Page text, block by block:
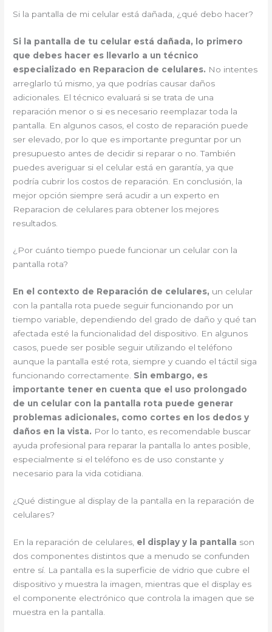
Si la pantalla de mi celular está dañada, ¿qué debo hacer?
Si la pantalla de tu celular está dañada, lo primero
que debes hacer es llevarlo a un técnico
especializado en Reparacion de celulares. No intentes
arreglarlo tú mismo, ya que podrías causar daños
adicionales. El técnico evaluará si se trata de una
reparación menor o si es necesario reemplazar toda la
pantalla. En algunos casos, el costo de reparación puede
ser elevado, por lo que es importante preguntar por un
presupuesto antes de decidir si reparar o no. También
puedes averiguar si el celular está en garantía, ya que
podría cubrir los costos de reparación. En conclusión, la
mejor opción siempre será acudir a un experto en
Reparacion de celulares para obtener los mejores
resultados.
¿Por cuánto tiempo puede funcionar un celular con la
pantalla rota?
En el contexto de Reparación de celulares, un celular
con la pantalla rota puede seguir funcionando por un
tiempo variable, dependiendo del grado de daño y qué tan
afectada esté la funcionalidad del dispositivo. En algunos
casos, puede ser posible seguir utilizando el teléfono
aunque la pantalla esté rota, siempre y cuando el táctil siga
funcionando correctamente. Sin embargo, es
importante tener en cuenta que el uso prolongado
de un celular con la pantalla rota puede generar
problemas adicionales, como cortes en los dedos y
daños en la vista. Por lo tanto, es recomendable buscar
ayuda profesional para reparar la pantalla lo antes posible,
especialmente si el teléfono es de uso constante y
necesario para la vida cotidiana.
¿Qué distingue al display de la pantalla en la reparación de
celulares?
En la reparación de celulares, el display y la pantalla son
dos componentes distintos que a menudo se confunden
entre sí. La pantalla es la superficie de vidrio que cubre el
dispositivo y muestra la imagen, mientras que el display es
el componente electrónico que controla la imagen que se
muestra en la pantalla.